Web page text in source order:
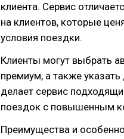
клиента. Сервис
на клиентов, которые
условия поездки.
Клиенты могут выбрать
премиум, а также
делает сервис
поездок с повышенным
Преимущества и